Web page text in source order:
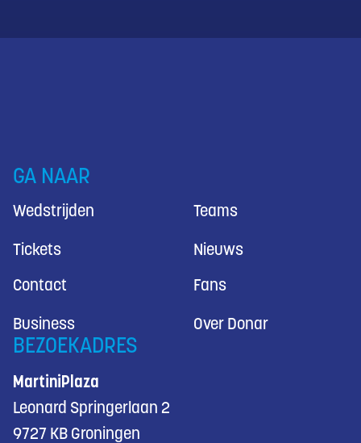
GA NAAR
Wedstrijden Teams
Tickets Nieuws
Contact Fans
Business Over Donar
BEZOEKADRES
MartiniPlaza
Leonard Springerlaan 2
9727 KB Groningen